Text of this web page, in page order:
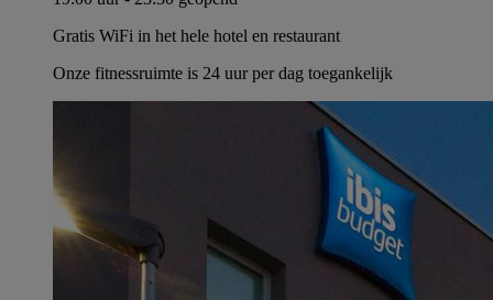
Gratis WiFi in het hele hotel en restaurant
Onze fitnessruimte is 24 uur per dag toegankelijk